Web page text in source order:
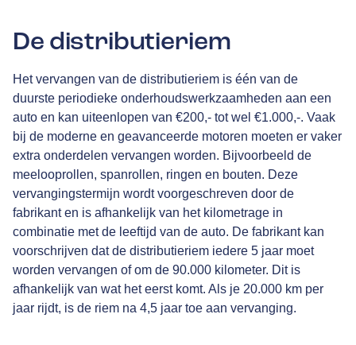
De distributieriem
Het vervangen van de distributieriem is één van de
duurste periodieke onderhoudswerkzaamheden aan een
auto en kan uiteenlopen van €200,- tot wel €1.000,-. Vaak
bij de moderne en geavanceerde motoren moeten er vaker
extra onderdelen vervangen worden. Bijvoorbeeld de
meelooprollen, spanrollen, ringen en bouten. Deze
vervangingstermijn wordt voorgeschreven door de
fabrikant en is afhankelijk van het kilometrage in
combinatie met de leeftijd van de auto. De fabrikant kan
voorschrijven dat de distributieriem iedere 5 jaar moet
worden vervangen of om de 90.000 kilometer. Dit is
afhankelijk van wat het eerst komt. Als je 20.000 km per
jaar rijdt, is de riem na 4,5 jaar toe aan vervanging.